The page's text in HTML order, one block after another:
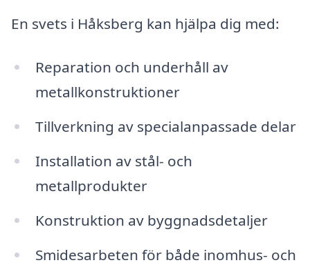
En svets i Håksberg kan hjälpa dig med:
Reparation och underhåll av
metallkonstruktioner
Tillverkning av specialanpassade delar
Installation av stål- och
metallprodukter
Konstruktion av byggnadsdetaljer
Smidesarbeten för både inomhus- och